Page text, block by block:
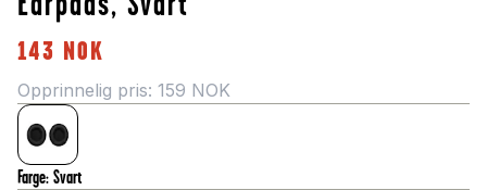
143 NOK
Opprinnelig pris: 159 NOK
Farge: Svart